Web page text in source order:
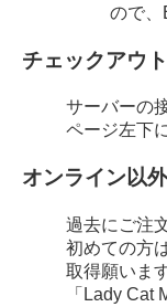
ので、
チェックアウ
サーバーの
ページ左下
オンライン以
過去にご注
初めての方
取得願います
「Lady Cat